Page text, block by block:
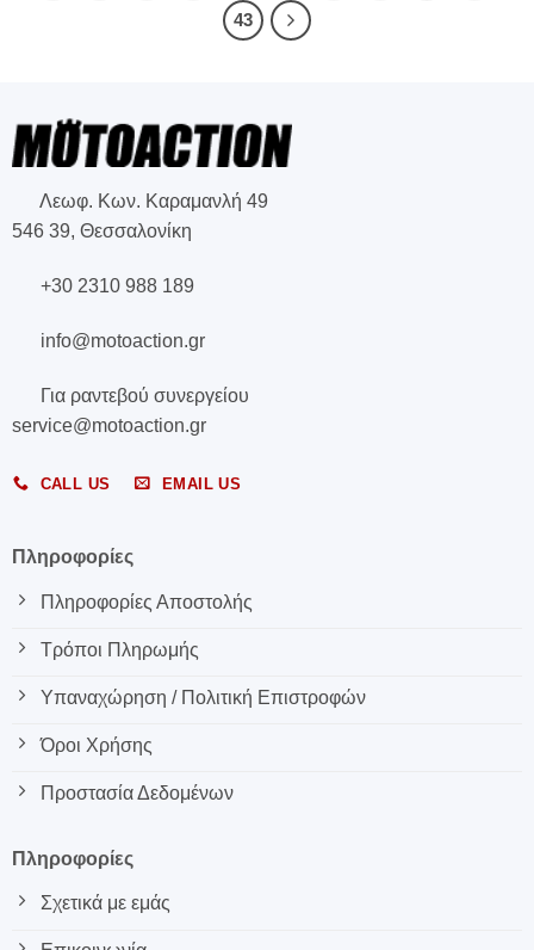
43
Λεωφ. Κων. Καραμανλή 49
546 39, Θεσσαλονίκη
+30 2310 988 189
info@motoaction.gr
Για ραντεβού συνεργείου
service@motoaction.gr
CALL US EMAIL US
Πληροφορίες
Πληροφορίες Αποστολής
Τρόποι Πληρωμής
Υπαναχώρηση / Πολιτική Επιστροφών
Όροι Χρήσης
Προστασία Δεδομένων
Πληροφορίες
Σχετικά με εμάς